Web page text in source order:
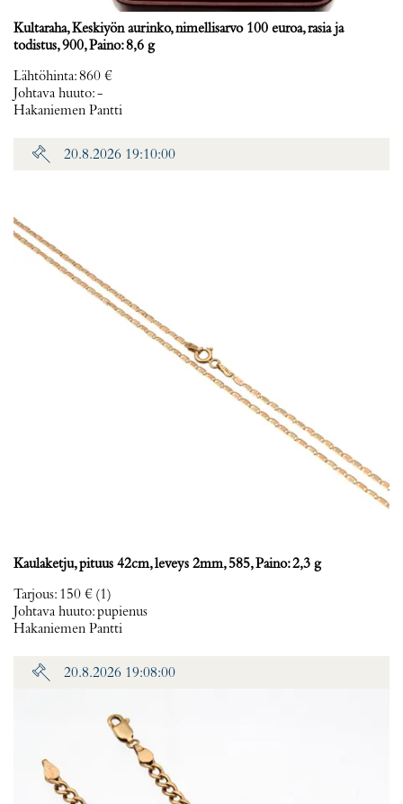
Kultaraha, Keskiyön aurinko, nimellisarvo 100 euroa, rasia ja
todistus, 900, Paino: 8,6 g
Lähtöhinta:860 €
Johtava huuto:-
Hakaniemen Pantti
20.8.2026 19:10:00
Kaulaketju, pituus 42cm, leveys 2mm, 585, Paino: 2,3 g
Tarjous: 150 € (1)
Johtava huuto:pupienus
Hakaniemen Pantti
20.8.2026 19:08:00